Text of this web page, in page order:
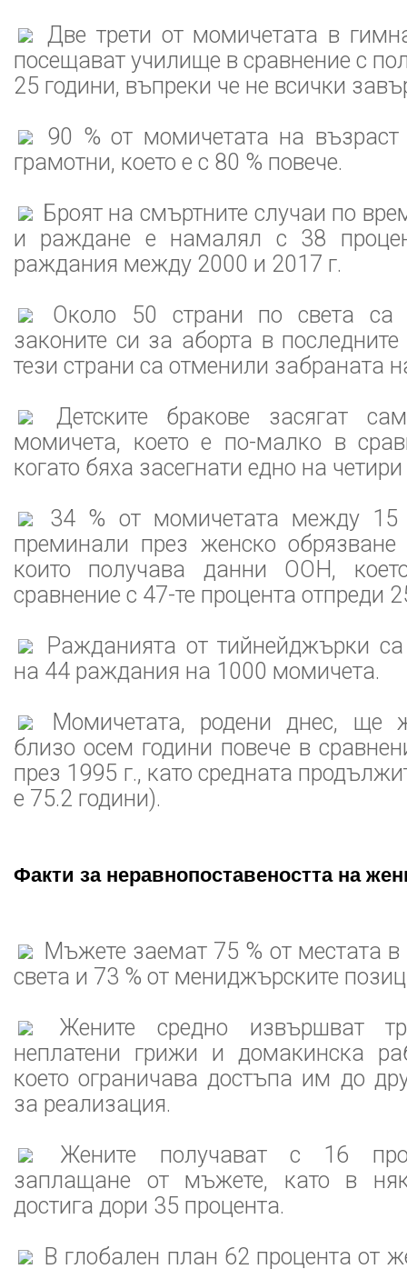
Две трети от момичетата в
посещават училище в сравнение с
25 години, въпреки че не всички
90 % от момичетата на
грамотни, което е с 80 % повече.
Броят на смъртните случаи по
и раждане е намалял с 38
раждания между 2000 и 2017 г.
Около 50 страни по света са
законите си за аборта в
тези страни са отменили забраната
Детските бракове засягат
момичета, което е по-малко в
когато бяха засегнати едно на
34 % от момичетата между
преминали през женско
които получава данни ООН,
сравнение с 47-те процента отпреди
Ражданията от тийнейджърки
на 44 раждания на 1000 момичета.
Момичетата, родени днес, ще
близо осем години повече в
през 1995 г., като средната
е 75.2 години).
Факти за неравнопоставеността на
Мъжете заемат 75 % от местата
света и 73 % от мениджърските
Жените средно извършват
неплатени грижи и домакинска
което ограничава достъпа им до
за реализация.
Жените получават с 16
заплащане от мъжете, като в
достига дори 35 процента.
В глобален план 62 процента от